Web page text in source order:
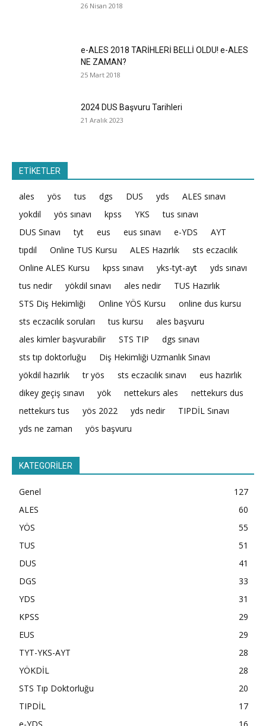
26 Nisan 2018
e-ALES 2018 TARİHLERİ BELLİ OLDU! e-ALES
NE ZAMAN?
25 Mart 2018
2024 DUS Başvuru Tarihleri
21 Aralık 2023
ETİKETLER
ales yös tus dgs DUS yds
ALES sınavı
yokdil
yös sınavı kpss YKS
tus sınavı
DUS Sınavı
tyt eus eus sınavı e-YDS
AYT
tıpdil
Online TUS Kursu ALES Hazırlık
sts eczacılık
Online ALES Kursu
kpss sınavı yks-tyt-ayt
yds sınavı
tus nedir
yökdil sınavı ales nedir
TUS Hazırlık
STS Diş Hekimliği
Online YÖS Kursu
online dus kursu
sts eczacılık soruları
tus kursu
ales başvuru
ales kimler başvurabilir
STS TIP
dgs sınavı
sts tıp doktorluğu
Diş Hekimliği Uzmanlık Sınavı
yökdil hazırlık
tr yös sts eczacılık sınavı
eus hazırlık
dikey geçiş sınavı
yök nettekurs ales
nettekurs dus
nettekurs tus
yös 2022 yds nedir
TIPDİL Sınavı
yds ne zaman
yös başvuru
KATEGORİLER
Genel
127
ALES
60
YÖS
55
TUS
51
DUS
41
DGS
33
YDS
31
KPSS
29
EUS
29
TYT-YKS-AYT
28
YÖKDİL
28
STS Tıp Doktorluğu
20
TIPDİL
17